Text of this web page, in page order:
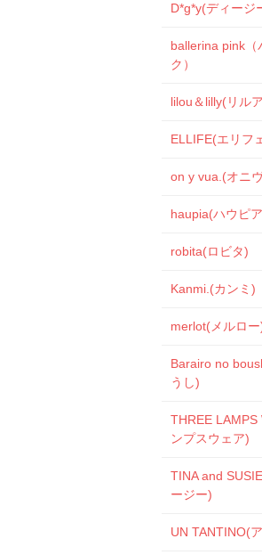
D*g*y(ディージ
ballerina pink（
ク）
lilou＆lilly(リル
ELLIFE(エリフ
on y vua.(オニ
haupia(ハウピ
robita(ロビタ)
Kanmi.(カンミ)
merlot(メルロー
Barairo no
うし)
THREE LAMPS
ンプスウェア)
TINA and
ージー)
UN TANTINO(